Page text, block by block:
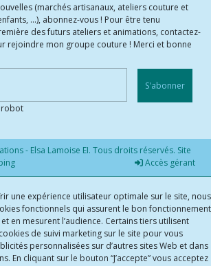
(marchés artisanaux, ateliers couture et
...), abonnez-vous ! Pour être tenu
des futurs ateliers et animations, contactez-
rejoindre mon groupe couture ! Merci et bonne
S'abonner
robot
- Elsa Lamoise EI. Tous droits réservés. Site
Accès gérant
une expérience utilisateur optimale sur le site, nous
fonctionnels qui assurent le bon fonctionnement
en mesurent l’audience. Certains tiers utilisent
de suivi marketing sur le site pour vous
personnalisées sur d’autres sites Web et dans
En cliquant sur le bouton “J’accepte” vous acceptez